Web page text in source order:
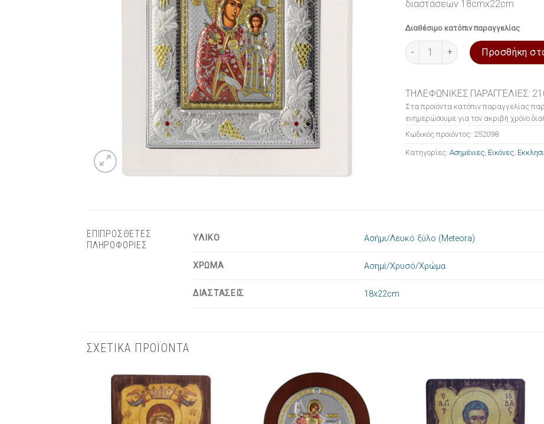
διαστάσεων 18cmx22cm
Διαθέσιμο κατόπιν παραγγελίας
Εικόνα ασημένια Παναγια Ρόδον
Προσθήκη
ΤΗΛΕΦΩΝΙΚΕΣ ΠΑΡΑΓΓΕΛΙΕΣ:
Στα προϊόντα κατόπιν παραγγελίας
ενημερώσουμε για τον ακριβή χρόνο
Κωδικός προϊόντος: 252098
Κατηγορίες: Ασημένιες Εικόνες
ΕΠΙΠΡΟΣΘΕΤΕΣ
ΠΛΗΡΟΦΟΡΙΕΣ
ΥΛΙΚΟ Ασήμι/Λευκό ξύλο (Meteora)
ΧΡΩΜΑ Ασημί/Χρυσό/Χρώμα
ΔΙΑΣΤΑΣΕΙΣ 18x22cm
ΣΧΕΤΙΚΑ ΠΡΟΪΟΝΤΑ
Πρόσθήκη
στην λίστα
επιθυμιών
Πρόσθήκη
στην λίστα
επιθυμιών
Πρόσθήκη
στην λίστα
επιθυμιών